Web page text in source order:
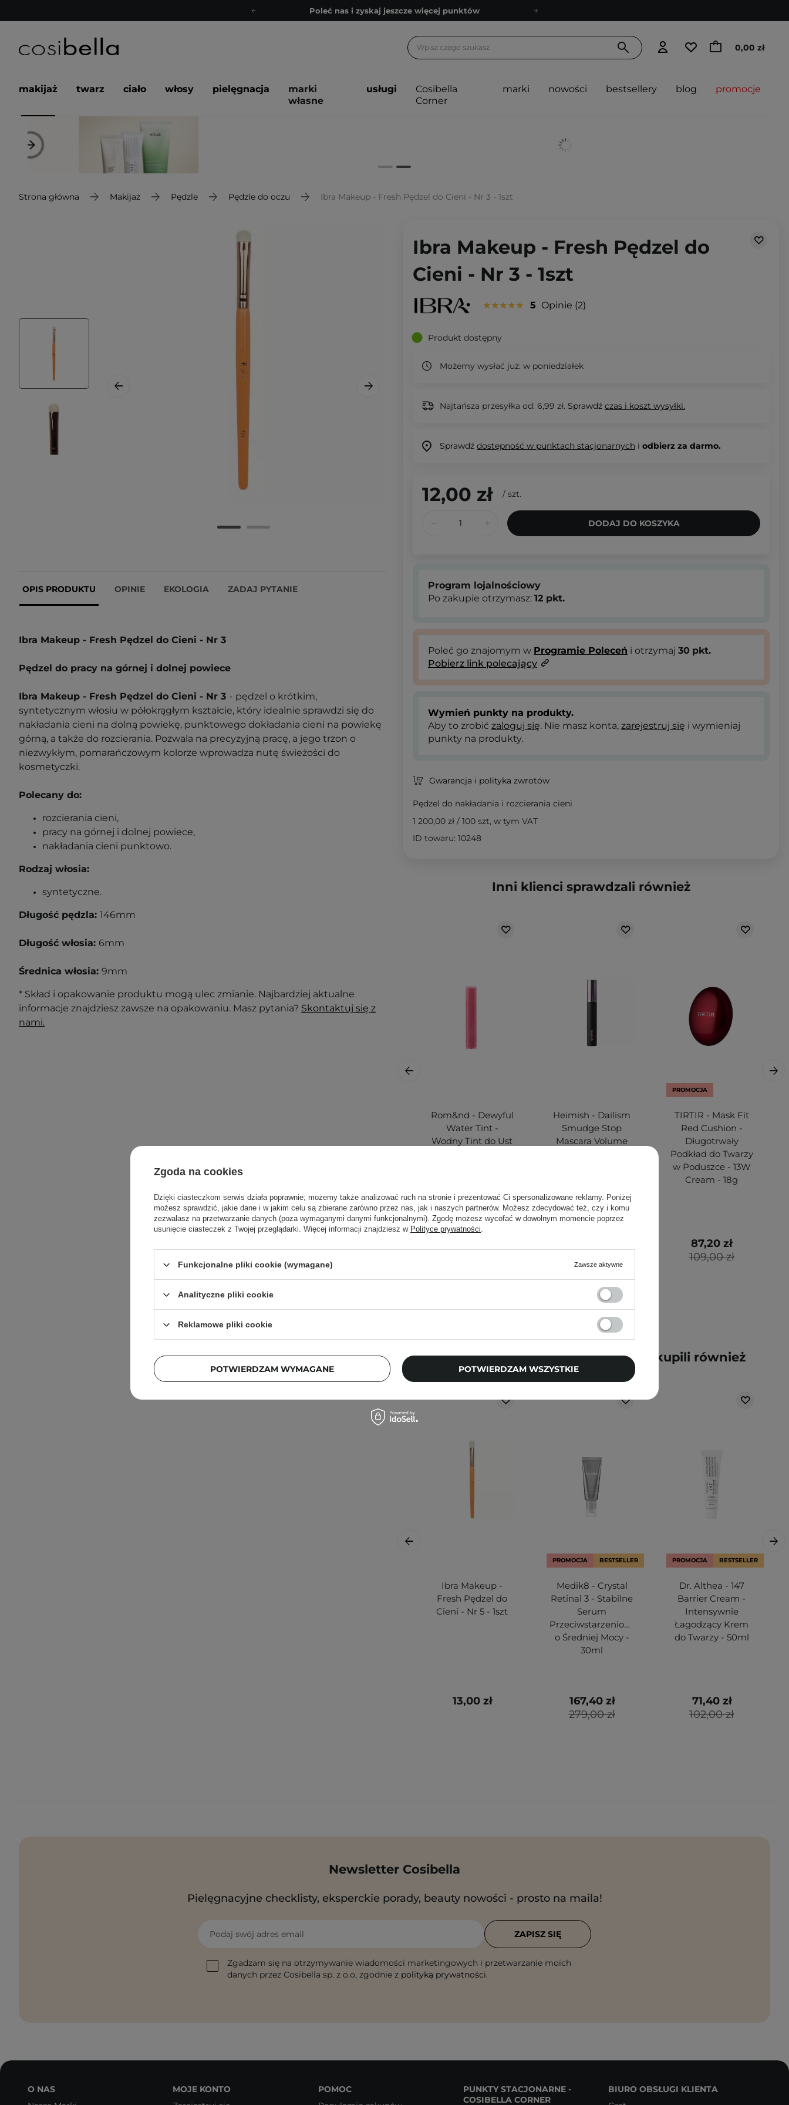
Poleć nas i zyskaj jeszcze więcej punktów
Bezpłatne konsultacje kosmetologiczne
Poleć nas i zyskaj jeszcze więcej punktów
0,00 zł
makijaż twarz ciało włosy pielęgnacja
marki
własne
usługi
Cosibella
Corner
marki nowości bestsellery blog promocje
Strona główna Makijaż Pędzle Pędzle do oczu Ibra Makeup - Fresh Pędzel do Cieni - Nr 3 - 1szt
OPIS PRODUKTU OPINIE EKOLOGIA ZADAJ PYTANIE
Ibra Makeup - Fresh Pędzel do Cieni - Nr 3
Pędzel do pracy na górnej i dolnej powiece
Ibra Makeup - Fresh Pędzel do Cieni - Nr 3 - pędzel o krótkim,
syntetycznym włosiu w półokrągłym kształcie, który idealnie sprawdzi się do
nakładania cieni na dolną powiekę, punktowego dokładania cieni na powiekę
górną, a także do rozcierania. Pozwala na precyzyjną pracę, a jego trzon o
niezwykłym, pomarańczowym kolorze wprowadza nutę świeżości do
kosmetyczki.
Polecany do:
rozcierania cieni,
pracy na górnej i dolnej powiece,
nakładania cieni punktowo.
Rodzaj włosia:
syntetyczne.
Długość pędzla: 146mm
Długość włosia: 6mm
Średnica włosia: 9mm
* Skład i opakowanie produktu mogą ulec zmianie. Najbardziej aktualne
informacje znajdziesz zawsze na opakowaniu. Masz pytania? Skontaktuj się z
nami.
Ibra Makeup - Fresh Pędzel do
Cieni - Nr 3 - 1szt
5 Opinie 2
Produkt dostępny
Możemy wysłać już: w poniedziałek
Najtańsza przesyłka od: 6,99 zł. Sprawdź czas i koszt wysyłki.
Sprawdź dostępność w punktach stacjonarnych i odbierz za darmo.
12,00 zł / szt.
DODAJ DO KOSZYKA
Program lojalnościowy
Po zakupie otrzymasz: 12 pkt.
Poleć go znajomym w Programie Poleceń i otrzymaj 30 pkt.
Pobierz link polecający
Wymień punkty na produkty.
Aby to zrobić zaloguj się. Nie masz konta, zarejestruj się i wymieniaj
punkty na produkty.
Gwarancja i polityka zwrotów
Pędzel do nakładania i rozcierania cieni
1 200,00 zł / 100 szt, w tym VAT
ID towaru: 10248
Inni klienci sprawdzali również
Rom&nd - Dewyful
Water Tint -
Wodny Tint do Ust
Heimish - Dailism
Smudge Stop
Mascara Volume
8g
PROMOCJA
TIRTIR - Mask Fit
Red Cushion -
Długotrwały
Podkład do Twarzy
w Poduszce - 13W
Cream - 18g
109,00 zł
87,20 zł
Klienci, którzy kupili ten produkt, kupili również
Ibra Makeup -
Fresh Pędzel do
Cieni - Nr 5 - 1szt
13,00 zł
PROMOCJA BESTSELLER
Medik8 - Crystal
Retinal 3 - Stabilne
Serum
Przeciwstarzeniowe
o Średniej Mocy -
30ml
279,00 zł
167,40 zł
PROMOCJA BESTSELLER
Dr. Althea - 147
Barrier Cream -
Intensywnie
Łagodzący Krem
do Twarzy - 50ml
102,00 zł
71,40 zł
Newsletter Cosibella
Pielęgnacyjne checklisty, eksperckie porady, beauty nowości - prosto na maila!
Podaj swój adres email
Zgadzam się na otrzymywanie wiadomości marketingowych i przetwarzanie moich
danych przez Cosibella sp. z o.o, zgodnie z polityką prywatności.
ZAPISZ SIĘ
O NAS
MOJE KONTO
POMOC
PUNKTY STACJONARNE -
COSIBELLA CORNER
BIURO OBSŁUGI KLIENTA
Zgoda na cookies
Dzięki ciasteczkom serwis działa poprawnie; możemy także analizować ruch na stronie i prezentować Ci spersonalizowane reklamy. Poniżej
możesz sprawdzić, jakie dane i w jakim celu są zbierane zarówno przez nas, jak i naszych partnerów. Możesz zdecydować też, czy i komu
zezwalasz na przetwarzanie danych (poza wymaganymi danymi funkcjonalnymi). Zgodę możesz wycofać w dowolnym momencie poprzez
usunięcie ciasteczek z Twojej przeglądarki. Więcej informacji znajdziesz w Polityce prywatności.
Funkcjonalne pliki cookie (wymagane) Zawsze aktywne
Analityczne pliki cookie
Reklamowe pliki cookie
POTWIERDZAM WYMAGANE POTWIERDZAM WSZYSTKIE